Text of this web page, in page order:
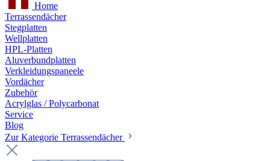
Home
Terrassendächer
Stegplatten
Wellplatten
HPL-Platten
Aluverbundplatten
Verkleidungspaneele
Vordächer
Zubehör
Acrylglas / Polycarbonat
Service
Blog
Zur Kategorie Terrassendächer